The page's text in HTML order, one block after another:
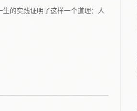
生的实践证明了这样一个道理：人